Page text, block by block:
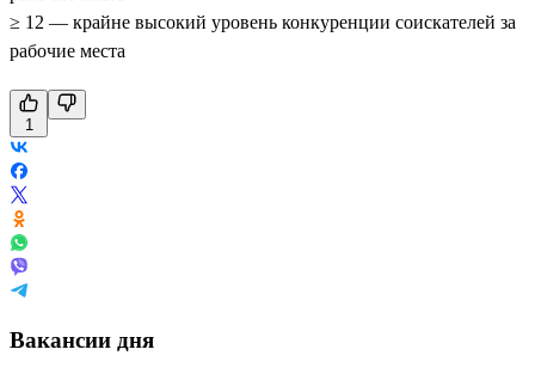
≥ 12 — крайне высокий уровень конкуренции соискателей за
рабочие места
1
Вакансии дня